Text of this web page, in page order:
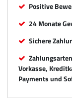
Positive
24 Monate
Sichere
Vorkasse,
Payments und